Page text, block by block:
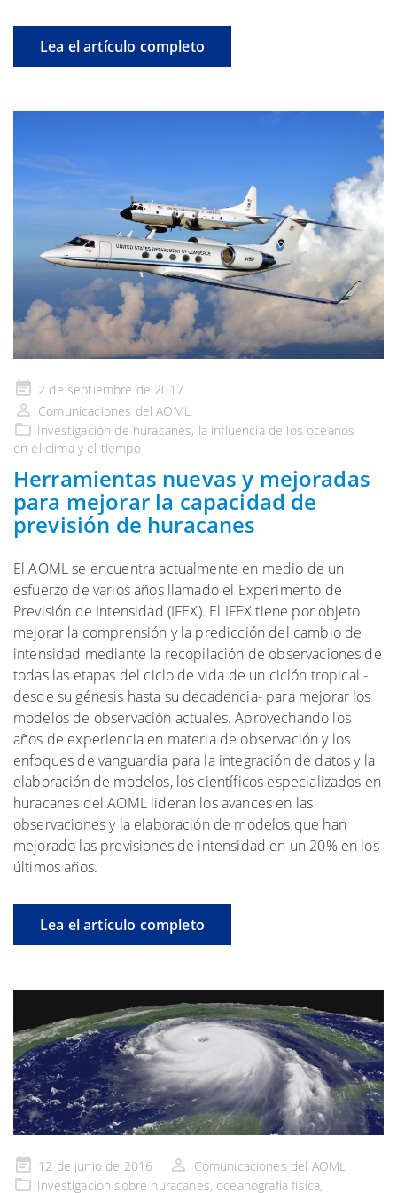
Lea el artículo completo
Publicado
en
2 de septiembre de 2017
Comunicaciones del AOML
Investigación de huracanes, la influencia de los océanos
en el clima y el tiempo
Herramientas nuevas y mejoradas
para mejorar la capacidad de
previsión de huracanes
El AOML se encuentra actualmente en medio de un
esfuerzo de varios años llamado el Experimento de
Previsión de Intensidad (IFEX). El IFEX tiene por objeto
mejorar la comprensión y la predicción del cambio de
intensidad mediante la recopilación de observaciones de
todas las etapas del ciclo de vida de un ciclón tropical -
desde su génesis hasta su decadencia- para mejorar los
modelos de observación actuales. Aprovechando los
años de experiencia en materia de observación y los
enfoques de vanguardia para la integración de datos y la
elaboración de modelos, los científicos especializados en
huracanes del AOML lideran los avances en las
observaciones y la elaboración de modelos que han
mejorado las previsiones de intensidad en un 20% en los
últimos años.
Lea el artículo completo
Publicado
en
12 de junio de 2016
Comunicaciones del AOML
Investigación sobre huracanes, oceanografía física,